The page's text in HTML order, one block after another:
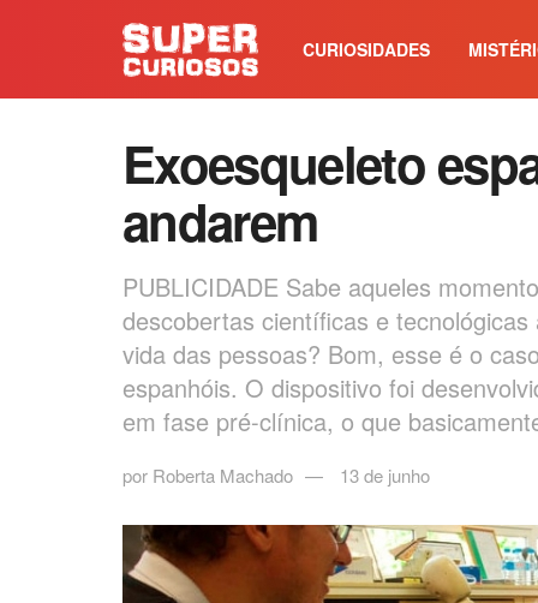
CURIOSIDADES
Exoesqueleto
andarem
PUBLICIDADE Sabe aqueles
descobertas científicas e
vida das pessoas? Bom, esse é o
espanhóis. O dispositivo foi
em fase pré-clínica, o que
por Roberta Machado 13 de junho